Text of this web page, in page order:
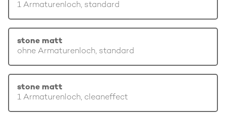
1 Armaturenloch, standard
stone matt
ohne Armaturenloch, standard
stone matt
1 Armaturenloch, cleaneffect